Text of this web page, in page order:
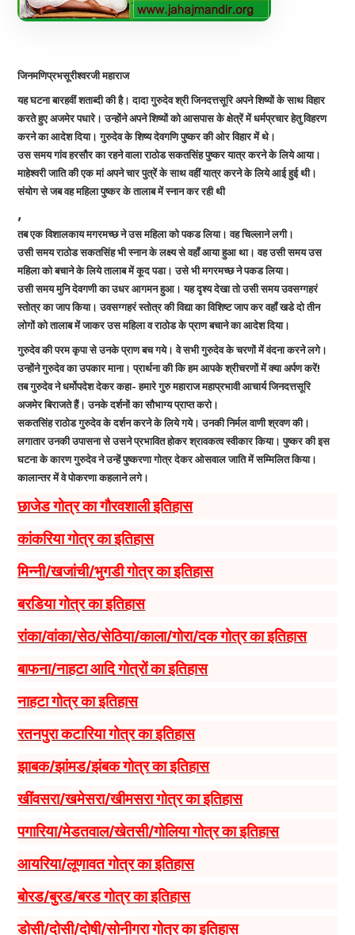
जिनमणिप्रभसूरीश्वरजी महाराज
यह घटना बारहवीं शताब्दी की है। दादा गुरुदेव श्री जिनदत्तसूरि अपने शिष्यों के साथ विहार
करते हुए अजमेर पधारे। उन्होंने अपने शिष्यों को आसपास के क्षेत्रें में धर्मप्रचार हेतु विहरण
करने का आदेश दिया। गुरुदेव के शिष्य देवगणि पुष्कर की ओर विहार में थे।
उस समय गांव हरसौर का रहने वाला राठोड सकतसिंह पुष्कर यात्र करने के लिये आया।
माहेश्वरी जाति की एक मां अपने चार पुत्रें के साथ वहीं यात्र करने के लिये आई हुई थी।
संयोग से जब वह महिला पुष्कर के तालाब में स्नान कर रही थी
तब एक विशालकाय मगरमच्छ ने उस महिला को पकड लिया। वह चिल्लाने लगी।
उसी समय राठोड सकतसिंह भी स्नान के लक्ष्य से वहॉं आया हुआ था। वह उसी समय उस
महिला को बचाने के लिये तालाब में कूद पडा। उसे भी मगरमच्छ ने पकड लिया।
उसी समय मुनि देवगणी का उधर आगमन हुआ। यह दृश्य देखा तो उसी समय उवसग्गहरं
स्तोत्र का जाप किया। उवसग्गहरं स्तोत्र की विद्या का विशिष्ट जाप कर वहॉं खडे दो तीन
लोगों को तालाब में जाकर उस महिला व राठोड के प्राण बचाने का आदेश दिया।
गुरुदेव की परम कृपा से उनके प्राण बच गये। वे सभी गुरुदेव के चरणों में वंदना करने लगे।
उन्होंने गुरुदेव का उपकार माना। प्रार्थना की कि हम आपके श्रीचरणों में क्या अर्पण करें!
तब गुरुदेव ने धर्मोपदेश देकर कहा- हमारे गुरु महाराज महाप्रभावी आचार्य जिनदत्तसूरि
अजमेर बिराजते हैं। उनके दर्शनों का सौभाग्य प्राप्त करो।
सकतसिंह राठोड गुरुदेव के दर्शन करने के लिये गये। उनकी निर्मल वाणी श्रवण की।
लगातार उनकी उपासना से उसने प्रभावित होकर श्रावकत्व स्वीकार किया। पुष्कर की इस
घटना के कारण गुरुदेव ने उन्हें पुष्करणा गोत्र देकर ओसवाल जाति में सम्मिलित किया।
कालान्तर में वे पोकरणा कहलाने लगे।
छाजेड गोत्र का गौरवशाली इतिहास
कांकरिया गोत्र का इतिहास
मिन्नी/खजांची/भुगडी गोत्र का इतिहास
बरडिया गोत्र का इतिहास
रांका/वांका/सेठ/सेठिया/काला/गोरा/दक गोत्र का इतिहास
बाफना/नाहटा आदि गोत्रों का इतिहास
नाहटा गोत्र का इतिहास
रतनपुरा कटारिया गोत्र का इतिहास
झाबक/झांमड/झंबक गोत्र का इतिहास
खींवसरा/खमेसरा/खीमसरा गोत्र का इतिहास
पगारिया/मेडतवाल/खेतसी/गोलिया गोत्र का इतिहास
आयरिया/लूणावत गोत्र का इतिहास
बोरड/बुरड/बरड गोत्र का इतिहास
डोसी/दोसी/दोषी/सोनीगरा गोत्र का इतिहास